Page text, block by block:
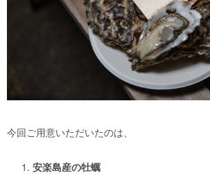
今回ご用意いただいたのは、
安楽島産の牡蠣